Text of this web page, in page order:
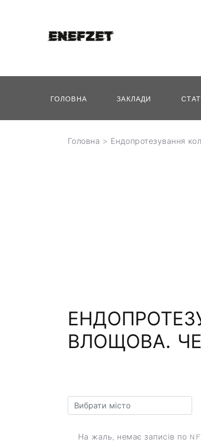
ГОЛОВНА ЗАКЛАДИ
Головна > Ендопротезування
ВЛОЩОВА.
На жаль, немає записів по